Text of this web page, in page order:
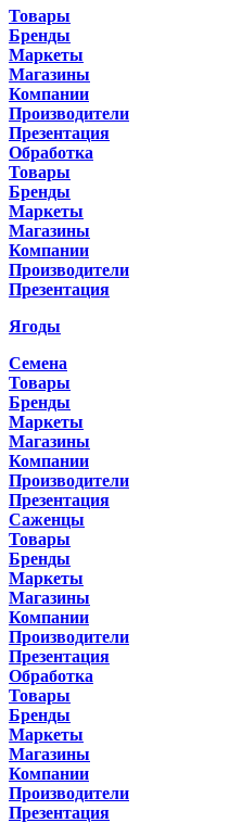
Товары
Бренды
Маркеты
Магазины
Компании
Производители
Презентация
Обработка
Товары
Бренды
Маркеты
Магазины
Компании
Производители
Презентация
Ягоды
Семена
Товары
Бренды
Маркеты
Магазины
Компании
Производители
Презентация
Саженцы
Товары
Бренды
Маркеты
Магазины
Компании
Производители
Презентация
Обработка
Товары
Бренды
Маркеты
Магазины
Компании
Производители
Презентация